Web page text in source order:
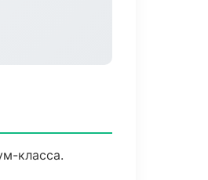
класса.